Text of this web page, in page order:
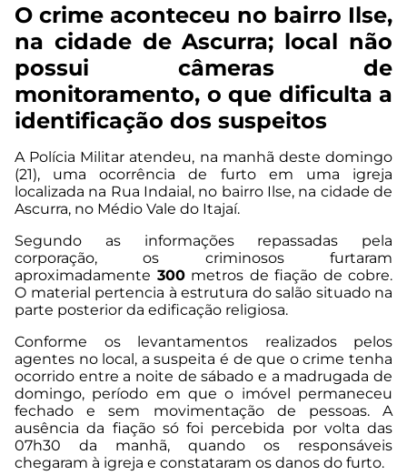
O crime aconteceu no bairro Ilse,
na cidade de Ascurra; local não
possui câmeras de
monitoramento, o que dificulta a
identificação dos suspeitos
A Polícia Militar atendeu, na manhã deste domingo
(21), uma ocorrência de furto em uma igreja
localizada na Rua Indaial, no bairro Ilse, na cidade de
Ascurra, no Médio Vale do Itajaí.
Segundo as informações repassadas pela
corporação, os criminosos furtaram
aproximadamente 300metros de fiação de cobre.
O material pertencia à estrutura do salão situado na
parte posterior da edificação religiosa.
Conforme os levantamentos realizados pelos
agentes no local, a suspeita é de que o crime tenha
ocorrido entre a noite de sábado e a madrugada de
domingo, período em que o imóvel permaneceu
fechado e sem movimentação de pessoas. A
ausência da fiação só foi percebida por volta das
07h30 da manhã, quando os responsáveis
chegaram à igreja e constataram os danos do furto.